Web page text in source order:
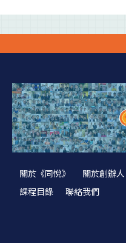
關於《同悅》 關於創辦人
課程目錄
聯絡我們